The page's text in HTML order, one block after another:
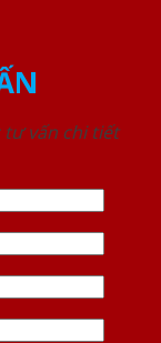
tư vấn chi tiết